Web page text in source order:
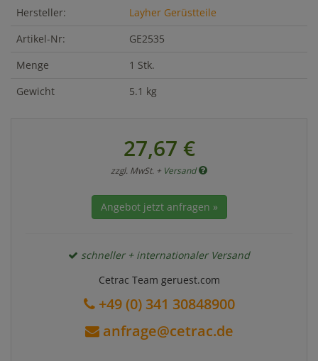
Hersteller:
Layher Gerüstteile
Artikel-Nr:
GE2535
Menge
1 Stk.
Gewicht
5.1 kg
27,67 €
zzgl. MwSt. + Versand
Angebot jetzt anfragen »
schneller + internationaler Versand
Cetrac Team geruest.com
+49 (0) 341 30848900
anfrage@cetrac.de